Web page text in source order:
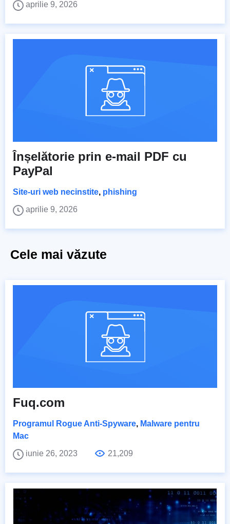
aprilie 9, 2026
Înșelătorie prin e-mail PDF cu
PayPal
Site-uri web necinstite, phishing
aprilie 9, 2026
Cele mai văzute
Fuq.com
Programul Rogue Anti-Spyware, Malware pentru
Mac
iunie 26, 2023
21,209